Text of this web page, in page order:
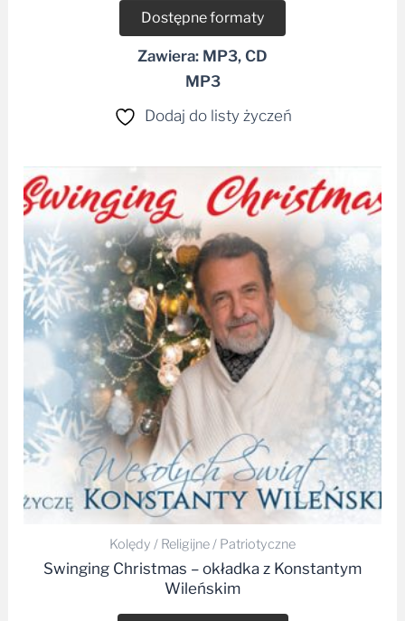
Dostępne formaty
Zawiera: MP3, CD
MP3
Dodaj do listy życzeń
Kolędy / Religijne / Patriotyczne
Swinging Christmas – okładka z Konstantym
Wileńskim